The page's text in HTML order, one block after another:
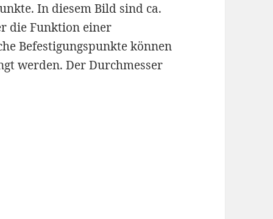
In diesem Bild sind ca.
die Funktion einer
Befestigungspunkte können
werden. Der Durchmesser